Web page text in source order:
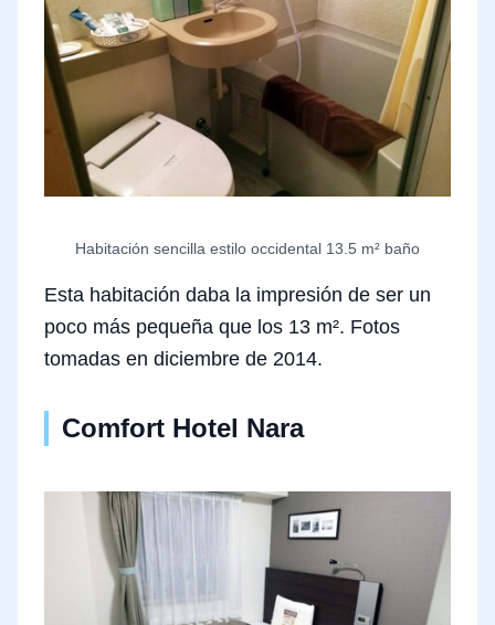
Habitación sencilla estilo occidental 13.5 m² baño
Esta habitación daba la impresión de ser un
poco más pequeña que los 13 m². Fotos
tomadas en diciembre de 2014.
Comfort Hotel Nara